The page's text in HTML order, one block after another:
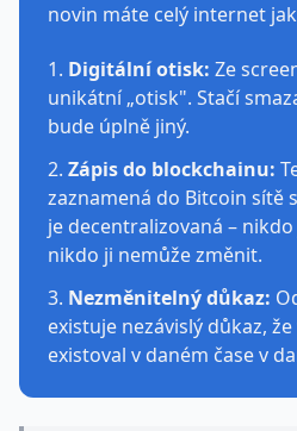
novin máte celý internet
Digitální otisk: Ze
unikátní „otisk". Stačí
bude úplně jiný.
Zápis do blockchainu:
zaznamená do Bitcoin sítě
je decentralizovaná –
nikdo ji nemůže změnit.
Nezměnitelný důkaz:
existuje nezávislý důkaz,
existoval v daném čase v